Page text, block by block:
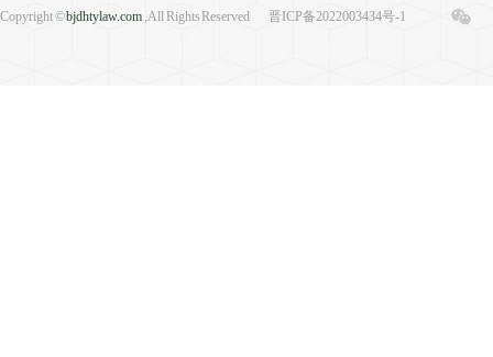
Copyright ©bjdhtylaw.com , All Rights Reserved 晋ICP备2022003434号-1